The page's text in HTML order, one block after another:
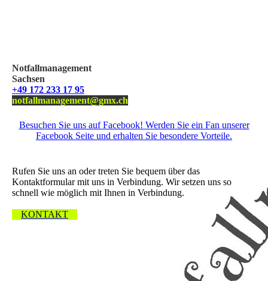
Notfallmanagement
Sachsen
+49 172 233 17 95
notfallmanagement@gmx.ch
Besuchen Sie uns auf Facebook! Werden Sie ein Fan unserer
Facebook Seite und erhalten Sie besondere Vorteile.
Rufen Sie uns an oder treten Sie bequem über das
Kontaktformular mit uns in Verbindung. Wir setzen uns so
schnell wie möglich mit Ihnen in Verbindung.
KONTAKT